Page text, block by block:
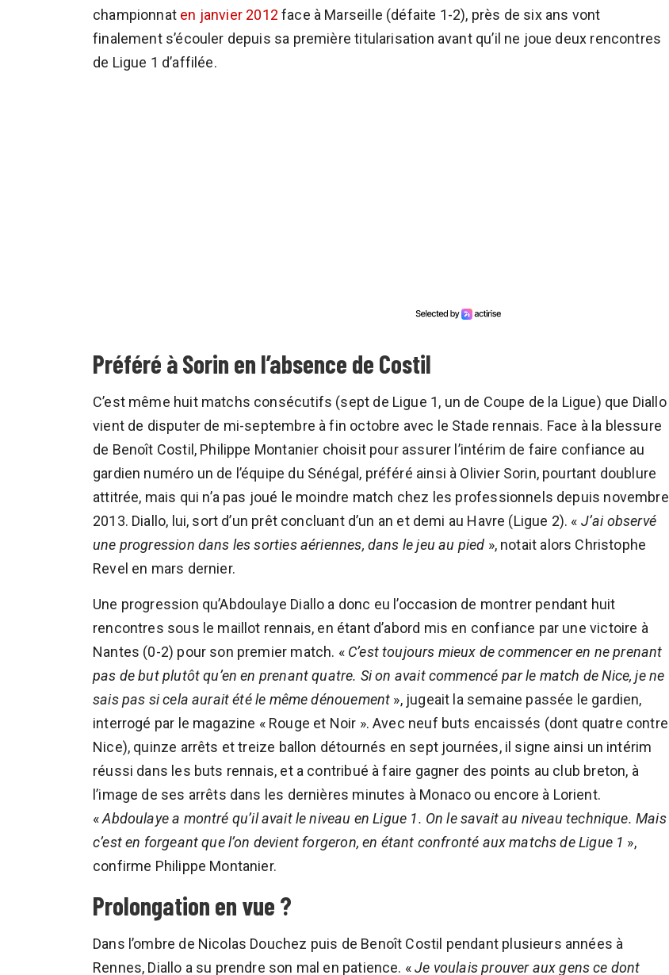
championnat en janvier 2012 face à Marseille (défaite 1-2), près de six ans vont
finalement s’écouler depuis sa première titularisation avant qu’il ne joue deux rencontres
de Ligue 1 d’affilée.
Préféré à Sorin en l’absence de Costil
C’est même huit matchs consécutifs (sept de Ligue 1, un de Coupe de la Ligue) que Diallo
vient de disputer de mi-septembre à fin octobre avec le Stade rennais. Face à la blessure
de Benoît Costil, Philippe Montanier choisit pour assurer l’intérim de faire confiance au
gardien numéro un de l’équipe du Sénégal, préféré ainsi à Olivier Sorin, pourtant doublure
attitrée, mais qui n’a pas joué le moindre match chez les professionnels depuis novembre
2013. Diallo, lui, sort d’un prêt concluant d’un an et demi au Havre (Ligue 2). « J’ai observé
une progression dans les sorties aériennes, dans le jeu au pied », notait alors Christophe
Revel en mars dernier.
Une progression qu’Abdoulaye Diallo a donc eu l’occasion de montrer pendant huit
rencontres sous le maillot rennais, en étant d’abord mis en confiance par une victoire à
Nantes (0-2) pour son premier match. « C’est toujours mieux de commencer en ne prenant
pas de but plutôt qu’en en prenant quatre. Si on avait commencé par le match de Nice, je ne
sais pas si cela aurait été le même dénouement », jugeait la semaine passée le gardien,
interrogé par le magazine « Rouge et Noir ». Avec neuf buts encaissés (dont quatre contre
Nice), quinze arrêts et treize ballon détournés en sept journées, il signe ainsi un intérim
réussi dans les buts rennais, et a contribué à faire gagner des points au club breton, à
l’image de ses arrêts dans les dernières minutes à Monaco ou encore à Lorient.
«Abdoulaye a montré qu’il avait le niveau en Ligue 1. On le savait au niveau technique. Mais
c’est en forgeant que l’on devient forgeron, en étant confronté aux matchs de Ligue 1 »,
confirme Philippe Montanier.
Prolongation en vue ?
Dans l’ombre de Nicolas Douchez puis de Benoît Costil pendant plusieurs années à
Rennes, Diallo a su prendre son mal en patience. «Je voulais prouver aux gens ce dont